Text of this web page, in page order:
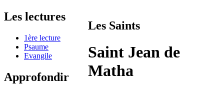
Les lectures
1ère lecture
Psaume
Evangile
Approfondir
Les Saints
Saint Jean de
Matha